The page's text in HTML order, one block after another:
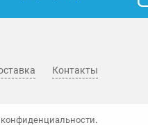
.
Контакты